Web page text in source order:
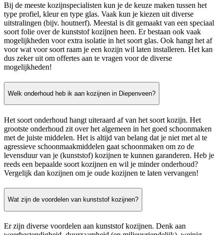
Bij de meeste kozijnspecialisten kun je de keuze maken tussen het
type profiel, kleur en type glas. Vaak kun je kiezen uit diverse
uitstralingen (bijv. houtnerf). Meestal is dit gemaakt van een speciaal
soort folie over de kunststof kozijnen heen. Er bestaan ook vaak
mogelijkheden voor extra isolatie in het soort glas. Ook hangt het af
voor wat voor soort raam je een kozijn wil laten installeren. Het kan
dus zeker uit om offertes aan te vragen voor de diverse
mogelijkheden!
Welk onderhoud heb ik aan kozijnen in Diepenveen?
Het soort onderhoud hangt uiteraard af van het soort kozijn. Het
grootste onderhoud zit over het algemeen in het goed schoonmaken
met de juiste middelen. Het is altijd van belang dat je niet met al te
agressieve schoonmaakmiddelen gaat schoonmaken om zo de
levensduur van je (kunststof) kozijnen te kunnen garanderen. Heb je
reeds een bepaalde soort kozijnen en wil je minder onderhoud?
Vergelijk dan kozijnen om je oude kozijnen te laten vervangen!
Wat zijn de voordelen van kunststof kozijnen?
Er zijn diverse voordelen aan kunststof kozijnen. Denk aan